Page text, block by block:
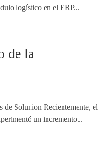
logístico en el ERP...
de la
de Solunion Recientemente, el
un incremento...